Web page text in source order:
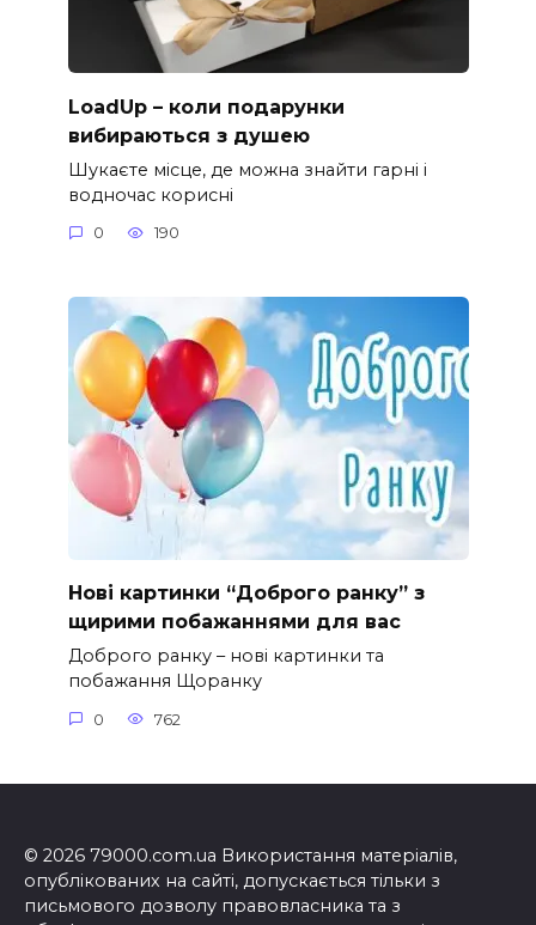
LoadUp – коли подарунки
вибираються з душею
Шукаєте місце, де можна знайти гарні і
водночас корисні
0 190
Нові картинки “Доброго ранку” з
щирими побажаннями для вас
Доброго ранку – нові картинки та
побажання Щоранку
0 762
© 2026 79000.com.ua Використання матеріалів,
опублікованих на сайті, допускається тільки з
письмового дозволу правовласника та з